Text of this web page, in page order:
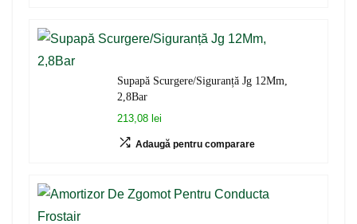
Supapă Scurgere/Siguranță Jg 12Mm,
2,8Bar
213,08 lei
Adaugă pentru comparare